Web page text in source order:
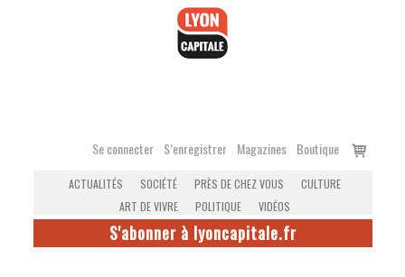
Se connecter S’enregistrer Magazines Boutique
Voir
ACTUALITÉS SOCIÉTÉ PRÈS DE CHEZ VOUS
CULTURE
ART DE VIVRE
POLITIQUE VIDÉOS
S'abonner à lyoncapitale.fr